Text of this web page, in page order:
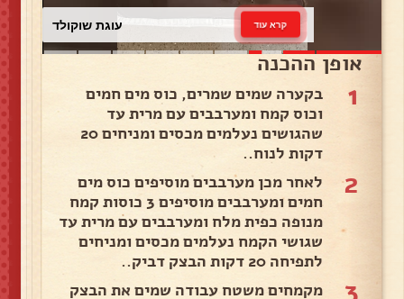
עוגת שוקולד קרא עוד
אופן ההכנה
1
בקערה שמים שמרים, כוס מים חמים
וכוס קמח ומערבבים עם מרית עד
שהגושים נעלמים מכסים ומניחים 20
דקות לנוח..
2
לאחר מכן מערבבים מוסיפים כוס מים
חמים ומערבבים מוסיפים 3 כוסות קמח
מנופה כפית מלח ומערבבים עם מרית עד
שגושי הקמח נעלמים מכסים ומניחים
לתפיחה 20 דקות הבצק דביק..
מקמחים משטח עבודה שמים את הבצק